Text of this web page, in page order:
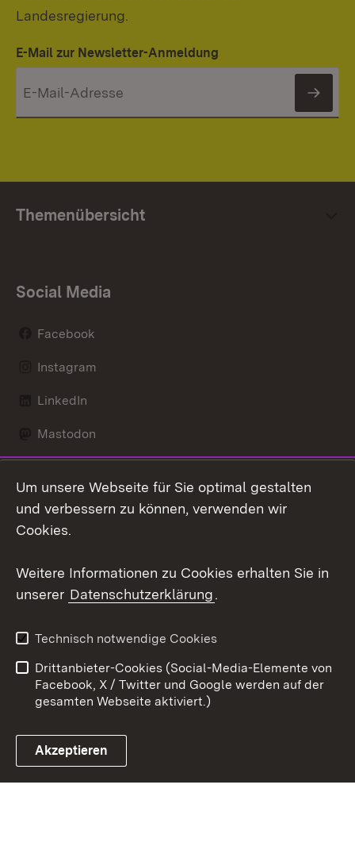
Landesregierung.
E-Mail zur Newsletter-Anmeldung
Themenübersicht
Social Media
Facebook
Instagram
LinkedIn
Mastodon
X / Twitter
Youtube
Link zum Landesportal
Kontakt
Datenschutz
Barrierefreiheit
Impressum Cookies
Um unsere Webseite für Sie optimal gestalten
und verbessern zu können, verwenden wir
Cookies.
Weitere Informationen zu Cookies erhalten Sie in
unserer Datenschutzerklärung.
Technisch notwendige Cookies
Drittanbieter-Cookies (Social-Media-Elemente von
Facebook, X / Twitter und Google werden auf der
gesamten Webseite aktiviert.)
Akzeptieren